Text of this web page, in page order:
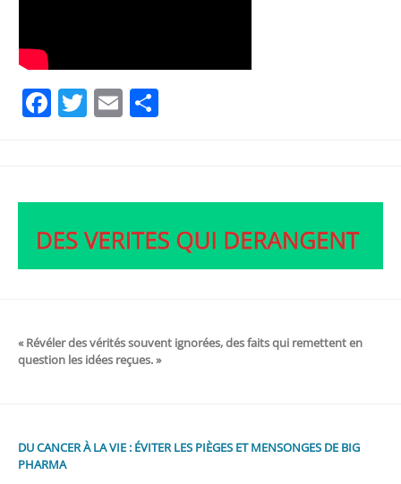
Facebook
Twitter
Email
« Révéler des vérités souvent ignorées, des faits qui remettent en
question les idées reçues. »
DU CANCER À LA VIE : ÉVITER LES PIÈGES ET MENSONGES DE BIG
PHARMA